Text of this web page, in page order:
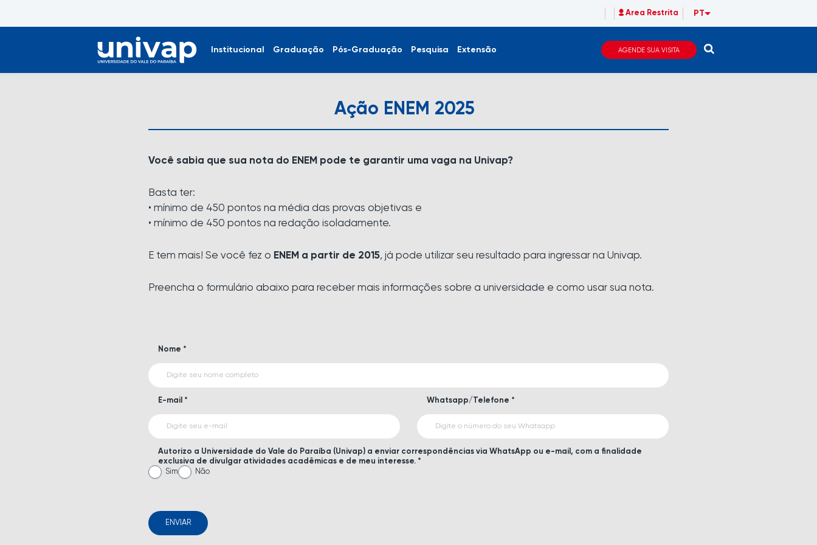
Area Restrita PT
Institucional Graduação Pós-Graduação Pesquisa Extensão AGENDE SUA VISITA
Ação ENEM 2025
Você sabia que sua nota do ENEM pode te garantir uma vaga na Univap?
Basta ter:
• mínimo de 450 pontos na média das provas objetivas e
• mínimo de 450 pontos na redação isoladamente.
E tem mais! Se você fez o ENEM a partir de 2015, já pode utilizar seu resultado para ingressar na Univap.
Preencha o formulário abaixo para receber mais informações sobre a universidade e como usar sua nota.
Nome *
E-mail * Whatsapp/Telefone *
Autorizo a Universidade do Vale do Paraíba (Univap) a enviar correspondências via WhatsApp ou e-mail, com a finalidade
exclusiva de divulgar atividades acadêmicas e de meu interesse. *
Sim
Não
ENVIAR